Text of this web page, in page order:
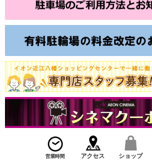
営業時間 アクセス ショップ